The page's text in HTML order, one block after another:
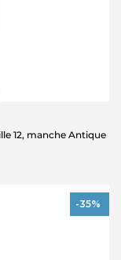
12, manche Antique
-35%